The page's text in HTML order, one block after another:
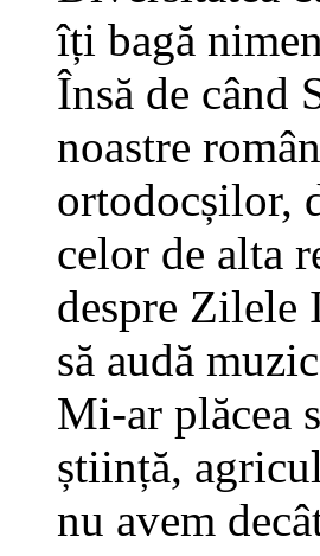
îți bagă
Însă de când
noastre
ortodocșilor,
celor de alta
despre Zilele
să audă
Mi-ar plăcea
știință,
nu avem